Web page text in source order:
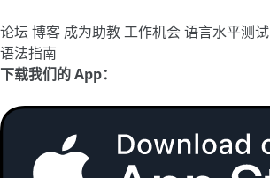
论坛 博客 成为助教工作机会语言水平测试
语法指南
下载我们的 App：